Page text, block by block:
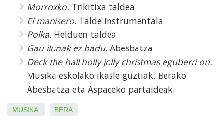
Morroxko. Trikitixa taldea
El manisero. Talde instrumentala
Polka. Helduen taldea
Gau ilunak ez badu. Abesbatza
Deck the hall holly jolly christmas eguberri on.
Musika eskolako ikasle guztiak, Berako
Abesbatza eta Aspaceko partaideak.
MUSIKA BERA